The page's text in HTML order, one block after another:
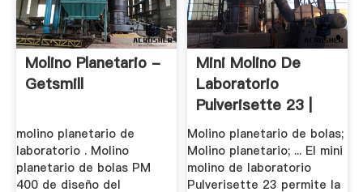
Molino Planetario -
Getsmill
molino planetario de
laboratorio . Molino
planetario de bolas PM
400 de diseño del
Mini Molino De
Laboratorio
Pulverisette 23 |
Laval .
Molino planetario de bolas;
Molino planetario; ... El mini
molino de laboratorio
Pulverisette 23 permite la